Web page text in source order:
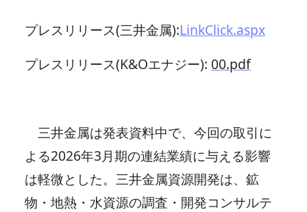
プレスリリース(三井金属):LinkClick.aspx
プレスリリース(K&Oエナジー): 00.pdf
三井金属は発表資料中で、今回の取引に
よる2026年3月期の連結業績に与える影響
は軽微とした。三井金属資源開発は、鉱
物・地熱・水資源の調査・開発コンサルテ